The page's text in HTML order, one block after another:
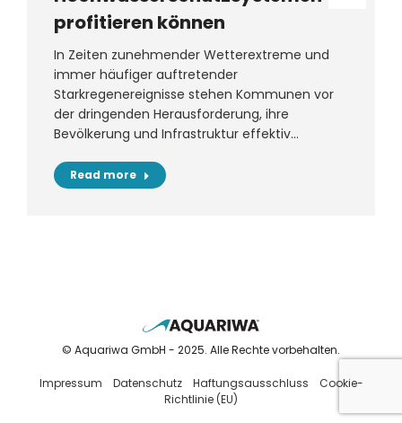
profitieren können
In Zeiten zunehmender Wetterextreme und
immer häufiger auftretender
Starkregenereignisse stehen Kommunen vor
der dringenden Herausforderung, ihre
Bevölkerung und Infrastruktur effektiv…
Read more
© Aquariwa GmbH - 2025. Alle Rechte vorbehalten.
Impressum
Datenschutz Haftungsausschluss
Cookie-
Richtlinie (EU)